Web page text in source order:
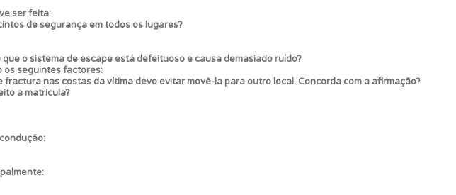
são as mesmas do exame oficial.
exame.
os seus amigos.
na plataforma.
ser feita:
de segurança em todos os lugares?
o sistema de escape está defeituoso e causa demasiado ruído?
os seguintes factores:
nas costas da vítima devo evitar movê-la para outro local. Concorda com a afirmação?
a matrícula?